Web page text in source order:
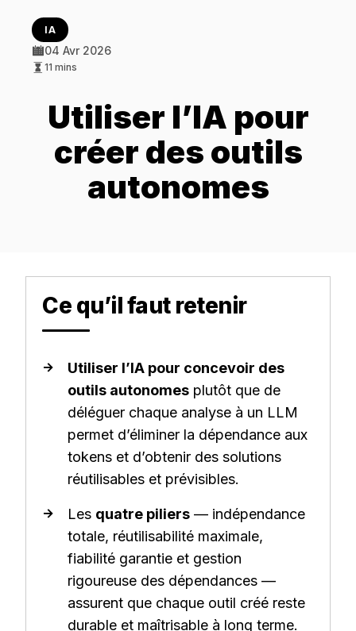
IA
04 Avr 2026
11 mins
Utiliser l’IA pour
créer des outils
autonomes
Ce qu’il faut retenir
Utiliser l’IA pour concevoir des
outils autonomes plutôt que de
déléguer chaque analyse à un LLM
permet d’éliminer la dépendance aux
tokens et d’obtenir des solutions
réutilisables et prévisibles.
Les quatre piliers — indépendance
totale, réutilisabilité maximale,
fiabilité garantie et gestion
rigoureuse des dépendances —
assurent que chaque outil créé reste
durable et maîtrisable à long terme.